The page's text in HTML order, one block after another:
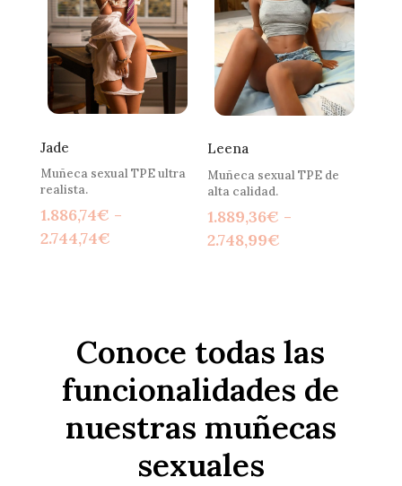
Jade
Muñeca sexual TPE ultra
realista.
1.886,74€ -
2.744,74€Rango
hasta
2.744,74€
Leena
Muñeca sexual TPE de
alta calidad.
1.889,36€ -
2.748,99€
hasta
2.748,99€
Conoce todas las
funcionalidades de
nuestras muñecas
sexuales